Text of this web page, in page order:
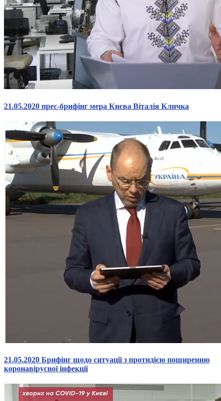
Сумська область
Тернопільська область
Харківська область
Херсонська область
Хмельницька область
Черкаська область
Чернівецька область
Чернігівська область
питань укладення договорів
Вивчаємо жестову мову
Дитяча сторінка
Новини про жестову мову
Ресурс для вивчення жестових мов різних країн
ЦУЖМ
Проєкт "Жестова мова для поліцейських"
Про шахрайські схеми
ВІКТОРИНА
На допомогу військовим
Медична термінологія жестовою мовою
Статут УТОГ
Нормативна база УТОГ
Конвенція ООН
Законодавство
Декларації
Документи ВФГ
Міжнародні документи
21.05.2020 прес-брифінг мера Києва Віталія Кличка
21.05.2020 Брифінг щодо ситуації з протидією поширенню
коронавірусної інфекції